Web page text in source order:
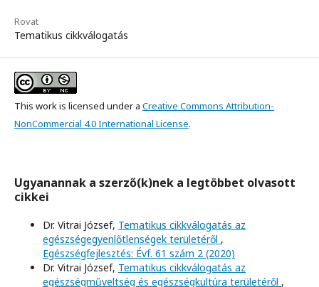
Rovat
Tematikus cikkválogatás
This work is licensed under a Creative Commons Attribution-
NonCommercial 4.0 International License.
Ugyanannak a szerző(k)nek a legtöbbet olvasott
cikkei
Dr. Vitrai József, Tematikus cikkválogatás az
egészségegyenlőtlenségek területéről ,
Egészségfejlesztés: Évf. 61 szám 2 (2020)
Dr. Vitrai József, Tematikus cikkválogatás az
egészségműveltség és egészségkultúra területéről ,